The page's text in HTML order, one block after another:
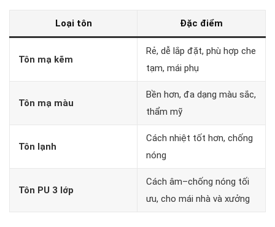
Loại tôn Đặc điểm
Tôn mạ kẽm
Rẻ, dễ lắp đặt, phù hợp che
tạm, mái phụ
Tôn mạ màu
Bền hơn, đa dạng màu sắc,
thẩm mỹ
Tôn lạnh
Cách nhiệt tốt hơn, chống
nóng
Tôn PU 3 lớp
Cách âm–chống nóng tối
ưu, cho mái nhà và xưởng